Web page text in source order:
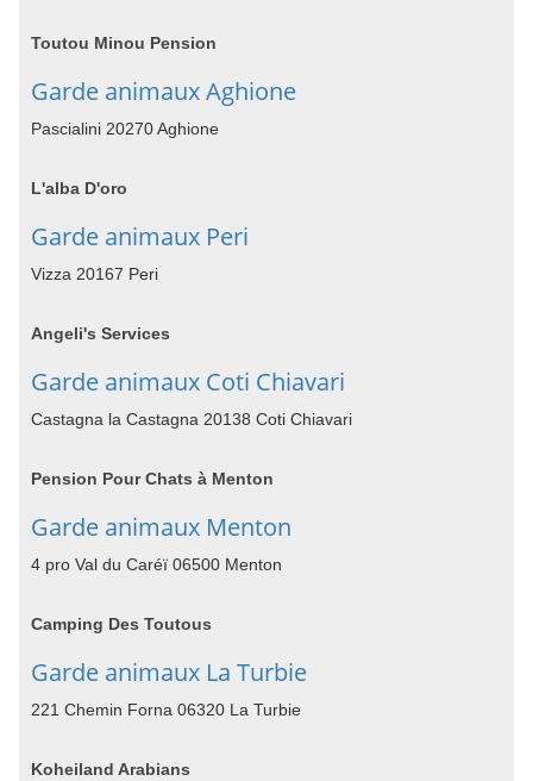
Toutou Minou Pension
Garde animaux Aghione
Pascialini 20270 Aghione
L'alba D'oro
Garde animaux Peri
Vizza 20167 Peri
Angeli's Services
Garde animaux Coti Chiavari
Castagna la Castagna 20138 Coti Chiavari
Pension Pour Chats à Menton
Garde animaux Menton
4 pro Val du Caréï 06500 Menton
Camping Des Toutous
Garde animaux La Turbie
221 Chemin Forna 06320 La Turbie
Koheiland Arabians